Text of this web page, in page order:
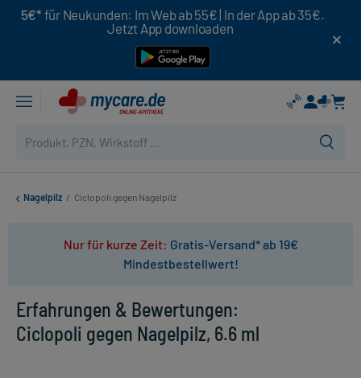
5€* für Neukunden: Im Web ab 55€ | In der App ab 35€.
Jetzt App downloaden
Nagelpilz / Ciclopoli gegen Nagelpilz
Nur für kurze Zeit: Gratis-Versand* ab 19€
Mindestbestellwert!
Erfahrungen & Bewertungen:
Ciclopoli gegen Nagelpilz, 6.6 ml